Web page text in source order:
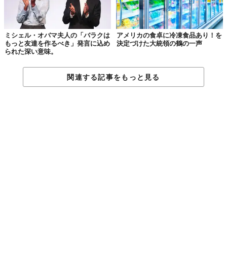
ミシェル・オバマ夫人の「バラクは
もっと友達を作るべき」発言に込め
られた深い意味。
アメリカの食卓に冷凍食品あり！を
決定づけた大統領の鶴の一声
関連する記事をもっと見る